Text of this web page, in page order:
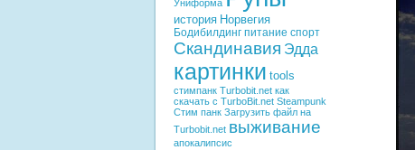
Униформа
история Норвегия
Бодибилдинг питание спорт
Скандинавия Эдда
картинки tools
стимпанк Turbobit.net как
скачать с TurboBit.net Steampunk
Стим панк Загрузить файл на
Turbobit.net выживание
апокалипсис